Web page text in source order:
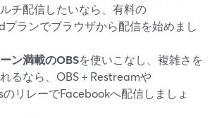
チ配信したいなら、有料の
プランでブラウザから配信を始めまし
ン満載のOBSを使いこなし、複雑さを
るなら、OBS＋Restreamや
リレーでFacebookへ配信しましょ